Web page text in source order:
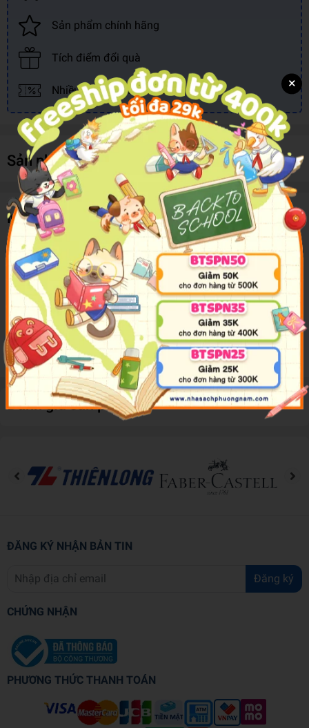
Sản phẩm chính hãng
Tích điểm đổi quà
Nhiều khuyến mãi, ưu đãi
Sản phẩm cùng loại
Mô tả sản phẩm
Geronimo Stilton Classic Tales #2: Little Women
here were never four sisters more different thanthe March mice.
There's ladylike Meg: rambunctious Jo; sweet, shy Beth; and
delicate but determined Amy. Together with their next-door
neighbour and friend, Laurie, these four mice spend their days
laughing, playing and growing up
together.
Đánh giá sản phẩm
ĐĂNG KÝ NHẬN BẢN TIN
Đăng ký
CHỨNG NHẬN
PHƯƠNG THỨC THANH TOÁN
×